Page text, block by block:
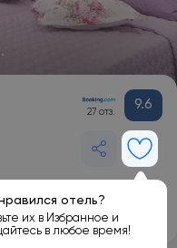
27 отз. 9.6
отель?
их в Избранное и
в любое время!